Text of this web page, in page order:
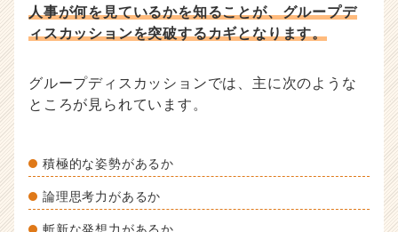
人事が何を見ているかを知ることが、グループデ
ィスカッションを突破するカギとなります。
グループディスカッションでは、主に次のような
ところが見られています。
積極的な姿勢があるか
論理思考力があるか